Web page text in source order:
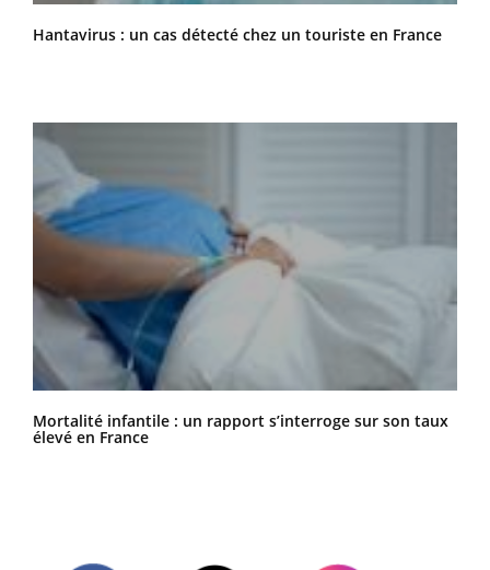
Hantavirus : un cas détecté chez un touriste en France
Mortalité infantile : un rapport s’interroge sur son taux
élevé en France